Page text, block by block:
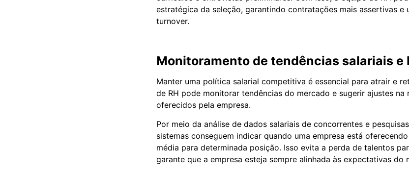
estratégica da seleção, garantindo contratações mais assertivas e
turnover.
Monitoramento de tendências salariais e
Manter uma política salarial competitiva é essencial para atrair e
de RH pode monitorar tendências do mercado e sugerir ajustes na
oferecidos pela empresa.
Por meio da análise de dados salariais de concorrentes e
sistemas conseguem indicar quando uma empresa está
média para determinada posição. Isso evita a perda de talentos
garante que a empresa esteja sempre alinhada às expectativas do